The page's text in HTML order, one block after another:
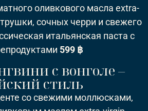
оливкового масла extra-
сочных черри и свежего
итальянская паста с
599 ฿
с вонголе –
стиль
со свежими моллюсками,